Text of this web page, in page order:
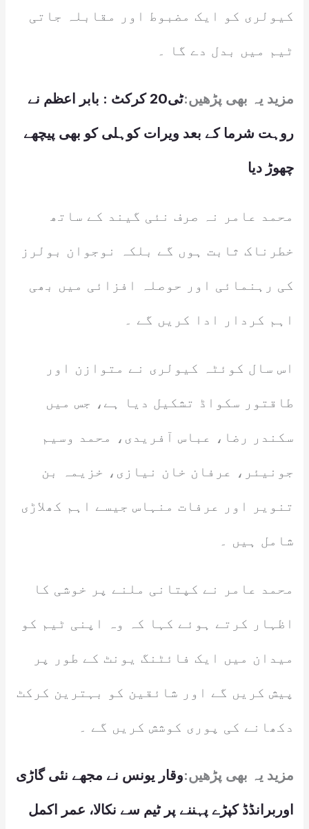
کیولری کو ایک مضبوط اور مقابلہ جاتی
ٹیم میں بدل دے گا ۔
مزید یہ بھی پڑھیں: ٹی20 کرکٹ : بابر اعظم نے
روہت شرما کے بعد ویرات کوہلی کو بھی پیچھے
چھوڑ دیا
محمد عامر نہ صرف نئی گیند کے ساتھ
خطرناک ثابت ہوں گے بلکہ نوجوان بولرز
کی رہنمائی اور حوصلہ افزائی میں بھی
اہم کردار ادا کریں گے ۔
اس سال کوئٹہ کیولری نے متوازن اور
طاقتور سکواڈ تشکیل دیا ہے، جس میں
سکندر رضا، عباس آفریدی، محمد وسیم
جونیئر، عرفان خان نیازی، خزیمہ بن
تنویر اور عرفات منہاس جیسے اہم کھلاڑی
شامل ہیں ۔
محمد عامر نے کپتانی ملنے پر خوشی کا
اظہار کرتے ہوئے کہا کہ وہ اپنی ٹیم کو
میدان میں ایک فائٹنگ یونٹ کے طور پر
پیش کریں گے اور شائقین کو بہترین کرکٹ
دکھانے کی پوری کوشش کریں گے ۔
مزید یہ بھی پڑھیں:وقار یونس نے مجھے نئی گاڑی
اوربرانڈڈ کپڑے پہننے پر ٹیم سے نکالا، عمر اکمل